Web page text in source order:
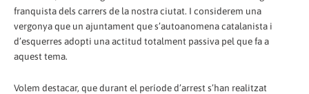
franquista dels carrers de la nostra ciutat. I considerem una
vergonya que un ajuntament que s’autoanomena catalanista i
d’esquerres adopti una actitud totalment passiva pel que fa a
aquest tema.
Volem destacar, que durant el període d’arrest s’han realitzat